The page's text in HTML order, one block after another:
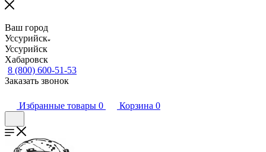
Ваш город
Уссурийск
Уссурийск
Хабаровск
8 (800) 600-51-53
Заказать звонок
Избранные товары 0 Корзина 0